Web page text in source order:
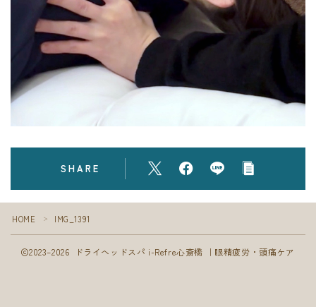
フォト
ブログ
SHARE
HOME ＞ IMG_1391
2023–2026 ドライヘッドスパ i-Refre心斎橋 ｜眼精疲労・頭痛ケア